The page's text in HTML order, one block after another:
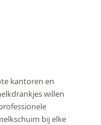
kantoren en
willen
bij elke